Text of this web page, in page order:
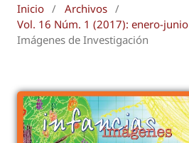
Inicio / Archivos /
Vol. 16 Núm. 1 (2017): enero-junio
Imágenes de Investigación